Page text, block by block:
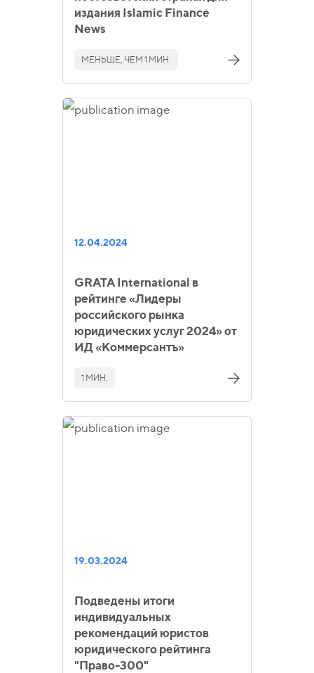
издания Islamic Finance
News
МЕНЬШЕ, ЧЕМ 1 МИН.
12.04.2024
GRATA International в
рейтинге «Лидеры
российского рынка
юридических услуг 2024» от
ИД «Коммерсантъ»
1 МИН.
19.03.2024
Подведены итоги
индивидуальных
рекомендаций юристов
юридического рейтинга
"Право-300"